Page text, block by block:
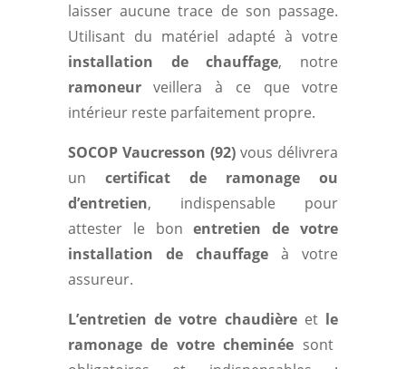
laisser aucune trace de son passage.
Utilisant du matériel adapté à votre
installation de chauffage, notre
ramoneurveillera à ce que votre
intérieur reste parfaitement propre.
SOCOP Vaucresson (92) vous délivrera
un certificat de ramonage ou
d’entretien, indispensable pour
attester le bonentretien de votre
installation de chauffage à votre
assureur.
L’entretien de votre chaudièreet le
ramonage de votre cheminée sont